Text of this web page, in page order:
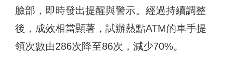
臉部，即時發出提醒與警示。經過持續調整
後，成效相當顯著，試辦熱點ATM的車手提
領次數由286次降至86次，減少70%。